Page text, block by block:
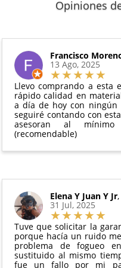
disponibilidad del
(excepto los
6 meses de
y compresores
Todas nuestras
vigente. Consulta
para más información.
pedido.
14 días naturales
El productono
manipulado
Debe devolverse
perfectas
Opiniones
Francisco
13 Ago, 2025
Llevo comprando a esta
rápido calidad en
a día de hoy con ningún
seguiré contando con
asesoran al mínimo
(recomendable)
Elena Y Juan Y Jr,
31 Jul, 2025
Tuve que solicitar la
porque hacía un ruido
problema de fogueo
sustituido al mismo
fue un fallo por mi